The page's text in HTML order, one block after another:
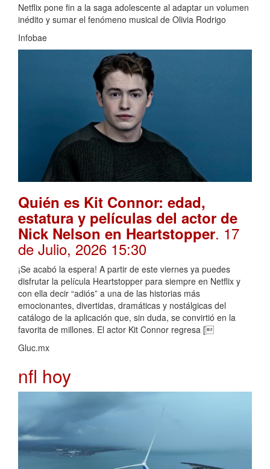
Netflix pone fin a la saga adolescente al adaptar un volumen
inédito y sumar el fenómeno musical de Olivia Rodrigo
Infobae
Quién es Kit Connor: edad,
estatura y películas del actor de
Nick Nelson en Heartstopper. 17
de Julio, 2026 15:30
¡Se acabó la espera! A partir de este viernes ya puedes
disfrutar la película Heartstopper para siempre en Netflix y
con ella decir “adiós” a una de las historias más
emocionantes, divertidas, dramáticas y nostálgicas del
catálogo de la aplicación que, sin duda, se convirtió en la
favorita de millones. El actor Kit Connor regresa [
Gluc.mx
nfl hoy